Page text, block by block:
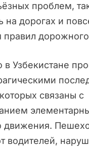
проблем,
на дорогах и
правил
Узбекистане
связаны с
движения.
водителей,